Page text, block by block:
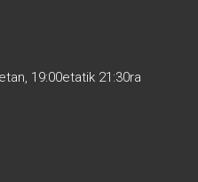
19:00etatik 21:30ra